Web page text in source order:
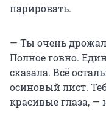
парировать.
— Ты очень
Полное говно.
сказала. Всё
осиновый лист.
красивые глаза, —